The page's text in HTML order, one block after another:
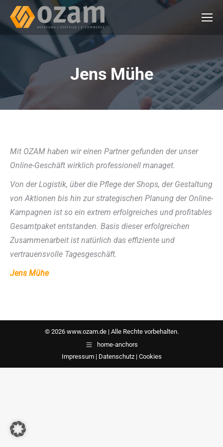
Jens Mühe
Mit OZAM haben wir einen Partner gefunden der unser
Online-Geschäft wirklich professionell managet.
Von der Logistik, über die Pflege der Shops, der Gestaltung
von Aktionen bis hin zur strategischen Planung der Online-
Kampagnen ist so ein extrem erfolgreiches und profitables
Gesamtpaket entstanden. Basis dieser erfolgreichen
Zusammenarbeit ist natürlich das effiziente und
vertrauensvolle Tagesgeschäft.
Jens Mühe
© 2026 www.ozam.de | Alle Rechte vorbehalten.
home-anchors
Impressum| Datenschutz| Cookies